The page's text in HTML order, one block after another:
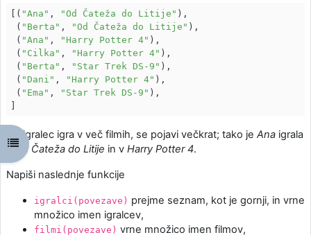
Open course index
[( "Ana" , "Od Čateža do Litije" ),
( "Berta" , "Od Čateža do Litije" ),
( "Ana" , "Harry Potter 4" ),
( "Cilka" , "Harry Potter 4" ),
( "Berta" , "Star Trek DS-9" ),
( "Dani" , "Harry Potter 4" ),
( "Ema" , "Star Trek DS-9" ),
Če igralec igra v več filmih, se pojavi večkrat; tako je Ana igrala
vOd Čateža do Litije in v Harry Potter 4.
Napiši naslednje funkcije
igralci(povezave) prejme seznam, kot je gornji, in vrne
množico imen igralcev,
filmi(povezave) vrne množico imen filmov,